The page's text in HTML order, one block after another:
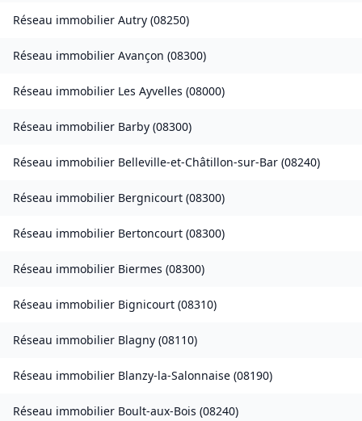
Réseau immobilier Autry (08250)
Réseau immobilier Avançon (08300)
Réseau immobilier Les Ayvelles (08000)
Réseau immobilier Barby (08300)
Réseau immobilier Belleville-et-Châtillon-sur-Bar (08240)
Réseau immobilier Bergnicourt (08300)
Réseau immobilier Bertoncourt (08300)
Réseau immobilier Biermes (08300)
Réseau immobilier Bignicourt (08310)
Réseau immobilier Blagny (08110)
Réseau immobilier Blanzy-la-Salonnaise (08190)
Réseau immobilier Boult-aux-Bois (08240)